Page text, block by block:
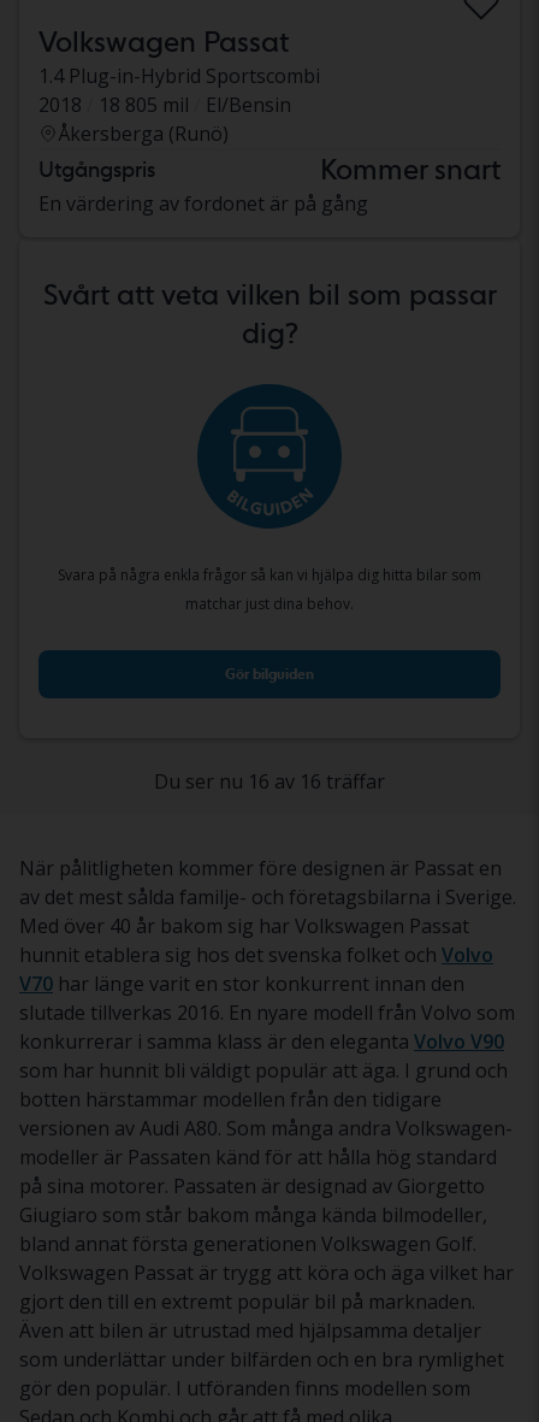
Volkswagen Passat
1.4 Plug-in-Hybrid Sportscombi
2018
18 805 mil
El/Bensin
Åkersberga (Runö)
Utgångspris Kommer snart
En värdering av fordonet är på gång
Svårt att veta vilken bil som passar
dig?
Svara på några enkla frågor så kan vi hjälpa dig hitta bilar som
matchar just dina behov.
Gör bilguiden
Du ser nu 16 av 16 träffar
När pålitligheten kommer före designen är Passat en
av det mest sålda familje- och företagsbilarna i Sverige.
Med över 40 år bakom sig har Volkswagen Passat
hunnit etablera sig hos det svenska folket och Volvo
V70 har länge varit en stor konkurrent innan den
slutade tillverkas 2016. En nyare modell från Volvo som
konkurrerar i samma klass är den eleganta Volvo V90
som har hunnit bli väldigt populär att äga. I grund och
botten härstammar modellen från den tidigare
versionen av Audi A80. Som många andra Volkswagen-
modeller är Passaten känd för att hålla hög standard
på sina motorer. Passaten är designad av Giorgetto
Giugiaro som står bakom många kända bilmodeller,
bland annat första generationen Volkswagen Golf.
Volkswagen Passat är trygg att köra och äga vilket har
gjort den till en extremt populär bil på marknaden.
Även att bilen är utrustad med hjälpsamma detaljer
som underlättar under bilfärden och en bra rymlighet
gör den populär. I utföranden finns modellen som
Sedan och Kombi och går att få med olika